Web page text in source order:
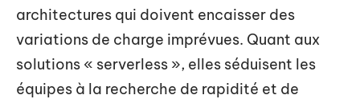
architectures qui doivent encaisser des
variations de charge imprévues. Quant aux
solutions « serverless », elles séduisent les
équipes à la recherche de rapidité et de